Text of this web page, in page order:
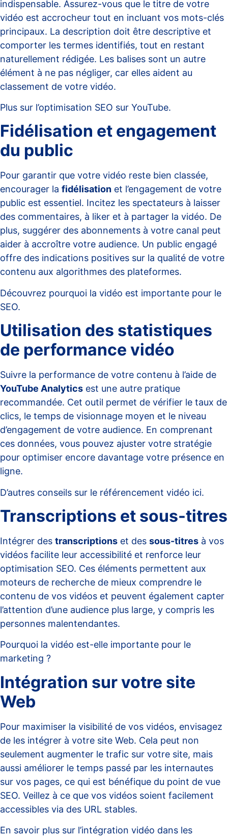
indispensable. Assurez-vous que le titre de votre
vidéo est accrocheur tout en incluant vos mots-clés
principaux. La description doit être descriptive et
comporter les termes identifiés, tout en restant
naturellement rédigée. Les balises sont un autre
élément à ne pas négliger, car elles aident au
classement de votre vidéo.
Plus sur l’optimisation SEO sur YouTube.
Fidélisation et engagement
du public
Pour garantir que votre vidéo reste bien classée,
encourager la fidélisation et l’engagement de votre
public est essentiel. Incitez les spectateurs à laisser
des commentaires, à liker et à partager la vidéo. De
plus, suggérer des abonnements à votre canal peut
aider à accroître votre audience. Un public engagé
offre des indications positives sur la qualité de votre
contenu aux algorithmes des plateformes.
Découvrez pourquoi la vidéo est importante pour le
SEO.
Utilisation des statistiques
de performance vidéo
Suivre la performance de votre contenu à l’aide de
YouTube Analytics est une autre pratique
recommandée. Cet outil permet de vérifier le taux de
clics, le temps de visionnage moyen et le niveau
d’engagement de votre audience. En comprenant
ces données, vous pouvez ajuster votre stratégie
pour optimiser encore davantage votre présence en
ligne.
D’autres conseils sur le référencement vidéo ici.
Transcriptions et sous-titres
Intégrer des transcriptions et des sous-titres à vos
vidéos facilite leur accessibilité et renforce leur
optimisation SEO. Ces éléments permettent aux
moteurs de recherche de mieux comprendre le
contenu de vos vidéos et peuvent également capter
l’attention d’une audience plus large, y compris les
personnes malentendantes.
Pourquoi la vidéo est-elle importante pour le
marketing ?
Intégration sur votre site
Web
Pour maximiser la visibilité de vos vidéos, envisagez
de les intégrer à votre site Web. Cela peut non
seulement augmenter le trafic sur votre site, mais
aussi améliorer le temps passé par les internautes
sur vos pages, ce qui est bénéfique du point de vue
SEO. Veillez à ce que vos vidéos soient facilement
accessibles via des URL stables.
En savoir plus sur l’intégration vidéo dans les